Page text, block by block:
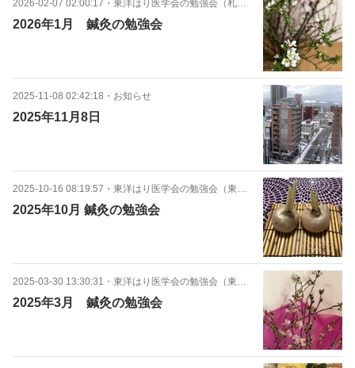
2026-02-07 02:00:17 ・ 東洋はり医学会の勉強会（札幌中央支部）
2026年1月 鍼灸の勉強会
2025-11-08 02:42:18 ・ お知らせ
2025年11月8日
2025-10-16 08:19:57 ・ 東洋はり医学会の勉強会（東京本部）
2025年10月 鍼灸の勉強会
2025-03-30 13:30:31 ・ 東洋はり医学会の勉強会（東京本部）
2025年3月 鍼灸の勉強会